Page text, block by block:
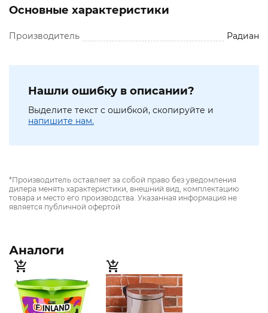
Основные характеристики
Производитель Радиан
Нашли ошибку в описании?
Выделите текст с ошибкой, скопируйте и
напишите нам.
*Производитель оставляет за собой право без уведомления
дилера менять характеристики, внешний вид, комплектацию
товара и место его производства. Указанная информация не
является публичной офертой
Аналоги